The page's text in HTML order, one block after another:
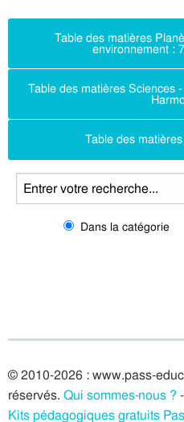
Table des matières
environnement :
Table des matières Sciences
Table des
Dans la catégorie
© 2010-2026 : www.pass-
réservés. Qui sommes-nous ? -
Kits pédagogiques gratuits